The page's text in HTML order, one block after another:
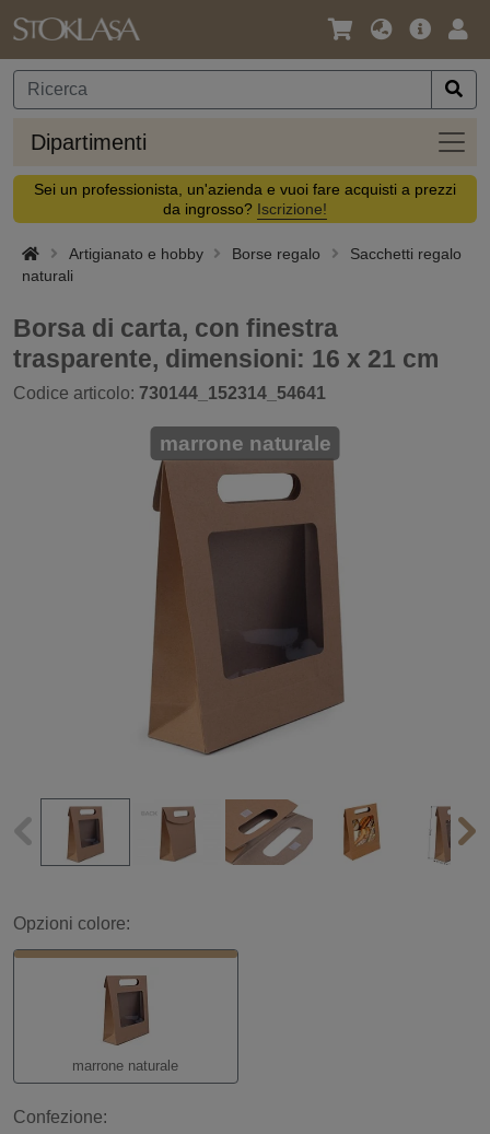
Lingua
Valuta
Offerta
Dipartimenti
Sei un professionista, un'azienda e vuoi fare acquisti a prezzi
da ingrosso? Iscrizione!
Artigianato e hobby Borse regalo
Sacchetti regalo
naturali
Borsa di carta, con finestra
trasparente, dimensioni: 16 x 21 cm
Codice articolo: 730144_152314_54641
marrone naturale
Opzioni colore:
marrone naturale
Confezione: